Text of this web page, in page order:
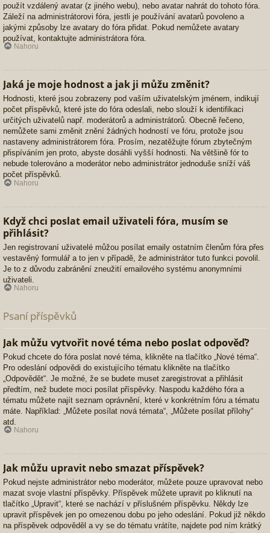
použít vzdálený avatar (z jiného webu), nebo avatar nahrát do tohoto fóra.
Záleží na administrátorovi fóra, jestli je používání avatarů povoleno a
jakými způsoby lze avatary do fóra přidat. Pokud nemůžete avatary
používat, kontaktujte administrátora fóra.
Nahoru
Jaká je moje hodnost a jak ji můžu změnit?
Hodnosti, které jsou zobrazeny pod vaším uživatelským jménem, indikují
počet příspěvků, které jste do fóra odeslali, nebo slouží k identifikaci
určitých uživatelů např. moderátorů a administrátorů. Obecně řečeno,
nemůžete sami změnit znění žádných hodností ve fóru, protože jsou
nastaveny administrátorem fóra. Prosím, nezatěžujte fórum zbytečným
přispíváním jen proto, abyste dosáhli vyšší hodnosti. Na většině fór to
nebude tolerováno a moderátor nebo administrátor jednoduše sníží váš
počet příspěvků.
Nahoru
Když chci poslat email uživateli fóra, musím se
přihlásit?
Jen registrovaní uživatelé můžou posílat emaily ostatním členům fóra přes
vestavěný formulář a to jen v případě, že administrátor tuto funkci povolil.
Je to z důvodu zabránění zneužití emailového systému anonymními
uživateli.
Nahoru
Psaní příspěvků
Jak můžu vytvořit nové téma nebo poslat odpověď?
Pokud chcete do fóra poslat nové téma, klikněte na tlačítko „Nové téma“.
Pro odeslání odpovědi do existujícího tématu klikněte na tlačítko
„Odpovědět“. Je možné, že se budete muset zaregistrovat a přihlásit
předtím, než budete moci posílat příspěvky. Naspodu každého fóra a
tématu můžete najít seznam oprávnění, které v konkrétním fóru a tématu
máte. Například: „Můžete posílat nová témata“, „Můžete posílat přílohy“
atd.
Nahoru
Jak můžu upravit nebo smazat příspěvek?
Pokud nejste administrátor nebo moderátor, můžete pouze upravovat nebo
mazat svoje vlastní příspěvky. Příspěvek můžete upravit po kliknutí na
tlačítko „Upravit“, které se nachází v příslušném příspěvku. Někdy lze
upravit příspěvek jen po omezenou dobu po jeho odeslání. Pokud již někdo
na příspěvek odpověděl a vy se do tématu vrátíte, najdete pod ním krátký